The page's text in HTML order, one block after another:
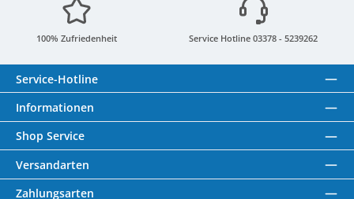
100% Zufriedenheit Service Hotline 03378 - 5239262
Service-Hotline
Informationen
Shop Service
Versandarten
Zahlungsarten